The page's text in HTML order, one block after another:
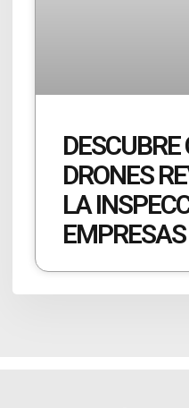
DESCUBRE
DRONES
LA
EMPRESAS